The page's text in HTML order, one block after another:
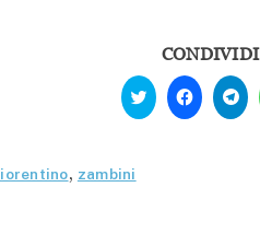
Fai
clic
qui
Fai
clic
per
Fai
clic
, zambini